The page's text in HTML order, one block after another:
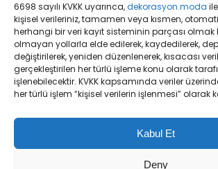
6698 sayılı KVKK uyarınca,dekorasyon.moda
kişisel verileriniz, tamamen veya kısmen,
herhangi bir veri kayıt sisteminin parçası
olmayan yollarla elde edilerek, kaydedilerek,
değiştirilerek, yeniden düzenlenerek, kısacası
gerçekleştirilen her türlü işleme konu olarak
işlenebilecektir. KVKK kapsamında veriler
her türlü işlem “kişisel verilerin işlenmesi” olarak
Kabul Et
Deny
Ev Dekorasyonu Nedir?